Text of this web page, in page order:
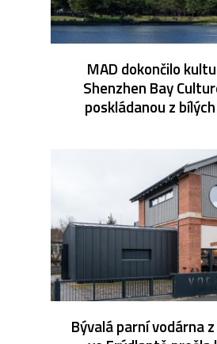
MAD dokončilo
Shenzhen Bay
poskládanou z
Bývalá parní vodárna